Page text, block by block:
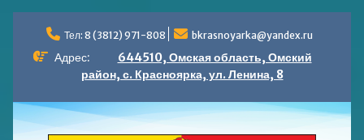
содержимому
Тел: 8 (3812) 971-808 bkrasnoyarka@yandex.ru
Адрес:
644510, Омская область, Омский
район, с. Красноярка, ул. Ленина, 8